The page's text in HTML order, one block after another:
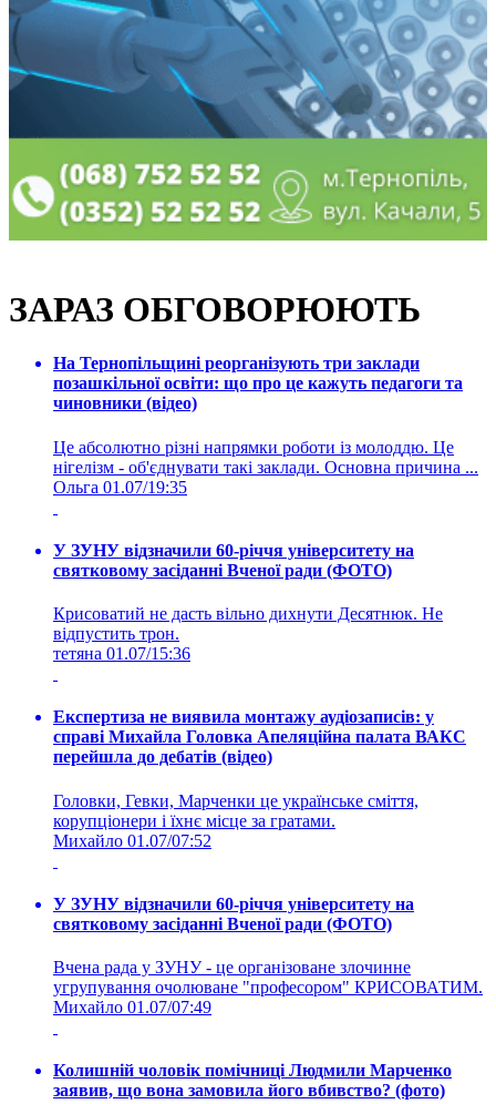
ЗАРАЗ ОБГОВОРЮЮТЬ
На Тернопільщині реорганізують три заклади
позашкільної освіти: що про це кажуть педагоги та
чиновники (відео)
Це абсолютно різні напрямки роботи із молоддю. Це
нігелізм - об'єднувати такі заклади. Основна причина ...
Ольга 01.07/19:35
У ЗУНУ відзначили 60-річчя університету на
святковому засіданні Вченої ради (ФОТО)
Крисоватий не дасть вільно дихнути Десятнюк. Не
відпустить трон.
тетяна 01.07/15:36
Експертиза не виявила монтажу аудіозаписів: у
справі Михайла Головка Апеляційна палата ВАКС
перейшла до дебатів (відео)
Головки, Гевки, Марченки це українське сміття,
корупціонери і їхнє місце за гратами.
Михайло 01.07/07:52
У ЗУНУ відзначили 60-річчя університету на
святковому засіданні Вченої ради (ФОТО)
Вчена рада у ЗУНУ - це організоване злочинне
угрупування очолюване "професором" КРИСОВАТИМ.
Михайло 01.07/07:49
Колишній чоловік помічниці Людмили Марченко
заявив, що вона замовила його вбивство? (фото)